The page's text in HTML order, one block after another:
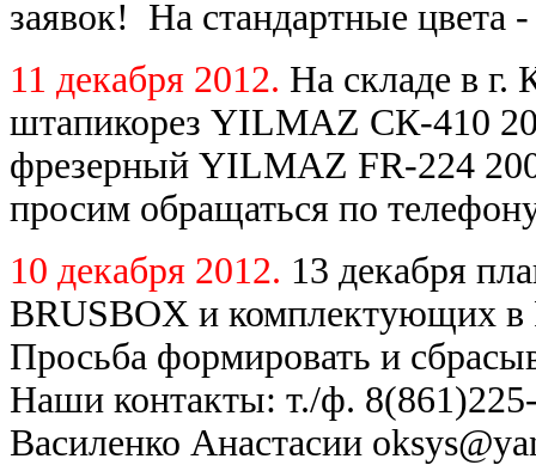
заявок! На стандартные цвета
11 декабря 2012. На складе в г.
штапикорез YILMAZ СК-410
фрезерный YILMAZ FR-224
просим обращаться по
10 декабря 2012. 13 декабря
BRUSBOX и комплектующих в
Просьба формировать и
Наши контакты: т./ф.
Василенко Анастасии